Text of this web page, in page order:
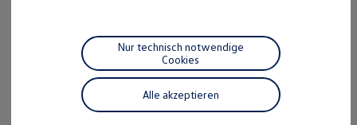
Individualisieren
Wallbox und Ladekabel
Digitale Extras
Dienste für Ihr Modell finden
Volkswagen Apps, Login und Shop
Handy und Fahrzeug verbinden
Alle akzeptieren
Nur technisch notwendige
Cookies